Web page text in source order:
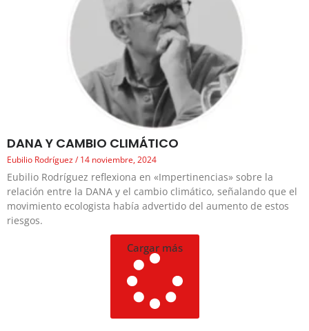
DANA Y CAMBIO CLIMÁTICO
Eubilio Rodríguez 14 noviembre, 2024
Eubilio Rodríguez reflexiona en «Impertinencias» sobre la
relación entre la DANA y el cambio climático, señalando que el
movimiento ecologista había advertido del aumento de estos
riesgos.
Cargar más